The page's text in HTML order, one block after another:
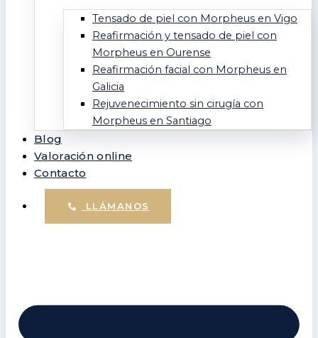
Tensado de piel con Morpheus en Vigo
Reafirmación y tensado de piel con
Morpheus en Ourense
Reafirmación facial con Morpheus en
Galicia
Rejuvenecimiento sin cirugía con
Morpheus en Santiago
Blog
Valoración online
Contacto
LLÁMANOS